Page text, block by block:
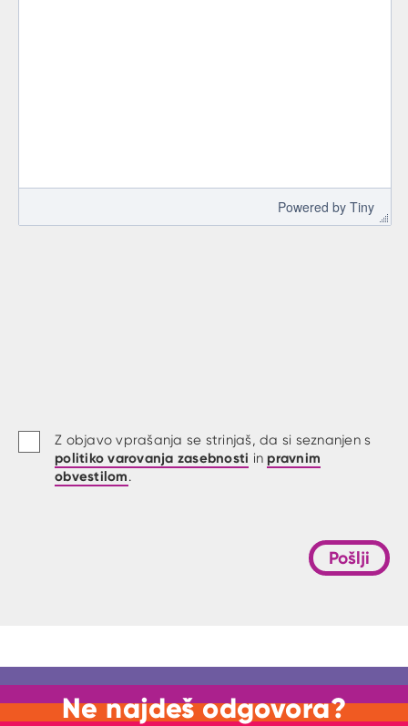
Powered by Tiny
Z objavo vprašanja se strinjaš, da si seznanjen s
politiko varovanja zasebnosti in pravnim
obvestilom.
Pošlji
Ne najdeš odgovora?